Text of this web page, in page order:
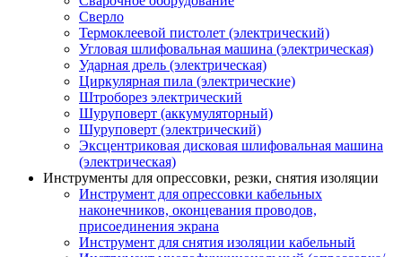
Сверло
Термоклеевой пистолет (электрический)
Угловая шлифовальная машина (электрическая)
Ударная дрель (электрическая)
Циркулярная пила (электрические)
Штроборез электрический
Шуруповерт (аккумуляторный)
Шуруповерт (электрический)
Эксцентриковая дисковая шлифовальная машина
(электрическая)
Инструменты для опрессовки, резки, снятия изоляции
Инструмент для опрессовки кабельных
наконечников, оконцевания проводов,
присоединения экрана
Инструмент для снятия изоляции кабельный